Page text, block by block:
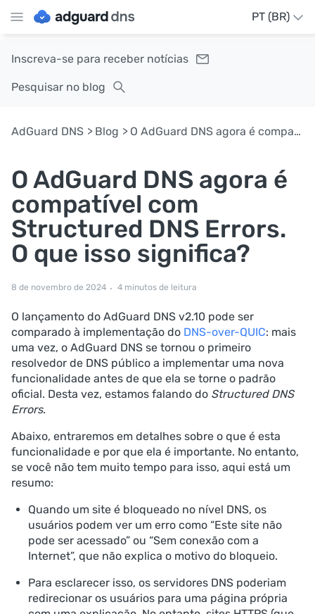
PT (BR)
Inscreva-se para receber notícias
Pesquisar no blog
AdGuard DNS Blog O AdGuard DNS agora é compatível com Structured DNS Errors. O que isso significa?
O AdGuard DNS agora é
compatível com
Structured DNS Errors.
O que isso significa?
8 de novembro de 2024 4 minutos de leitura
O lançamento do AdGuard DNS v2.10 pode ser
comparado à implementação do DNS-over-QUIC: mais
uma vez, o AdGuard DNS se tornou o primeiro
resolvedor de DNS público a implementar uma nova
funcionalidade antes de que ela se torne o padrão
oficial. Desta vez, estamos falando do Structured DNS
Errors.
Abaixo, entraremos em detalhes sobre o que é esta
funcionalidade e por que ela é importante. No entanto,
se você não tem muito tempo para isso, aqui está um
resumo:
Quando um site é bloqueado no nível DNS, os
usuários podem ver um erro como “Este site não
pode ser acessado” ou “Sem conexão com a
Internet”, que não explica o motivo do bloqueio.
Para esclarecer isso, os servidores DNS poderiam
redirecionar os usuários para uma página própria